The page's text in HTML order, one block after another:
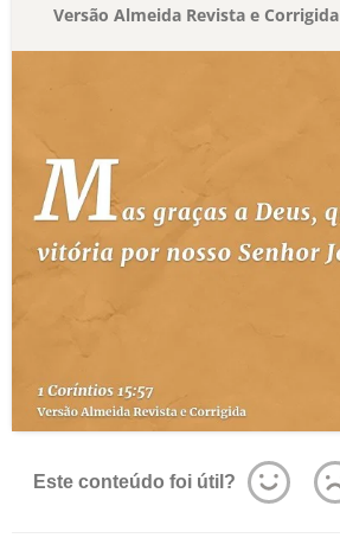
Versão Almeida Revista e Corrigida
Este conteúdo foi útil?